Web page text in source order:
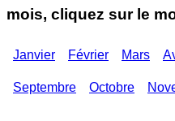
mois, cliquez sur le
Janvier Février Mars
Septembre Octobre